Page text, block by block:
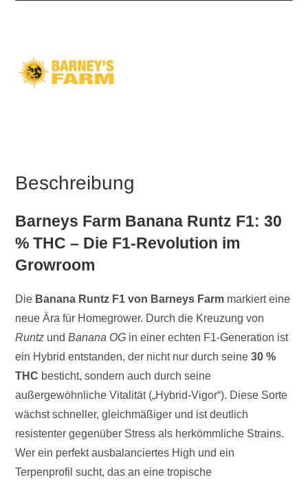
Beschreibung
Barneys Farm Banana Runtz F1: 30
% THC – Die F1-Revolution im
Growroom
Die Banana Runtz F1 von Barneys Farm markiert eine
neue Ära für Homegrower. Durch die Kreuzung von
Runtz undBanana OG in einer echten F1-Generation ist
ein Hybrid entstanden, der nicht nur durch seine30 %
THC besticht, sondern auch durch seine
außergewöhnliche Vitalität („Hybrid-Vigor“). Diese Sorte
wächst schneller, gleichmäßiger und ist deutlich
resistenter gegenüber Stress als herkömmliche Strains.
Wer ein perfekt ausbalanciertes High und ein
Terpenprofil sucht, das an eine tropische